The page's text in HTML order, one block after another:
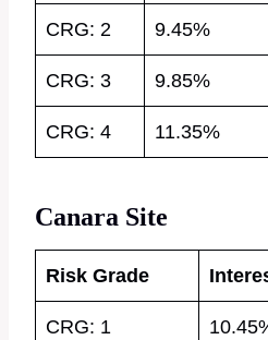
CRG: 2 9.45%
CRG: 3 9.85%
CRG: 4 11.35%
Canara Site
Risk Grade
CRG: 1